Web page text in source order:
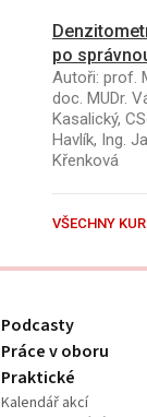
po
Autoři: prof.
doc. MUDr.
Kasalický,
Havlík, Ing.
Křenková
VŠECHNY
Podcasty
Práce v oboru
Praktické
Kalendář akcí